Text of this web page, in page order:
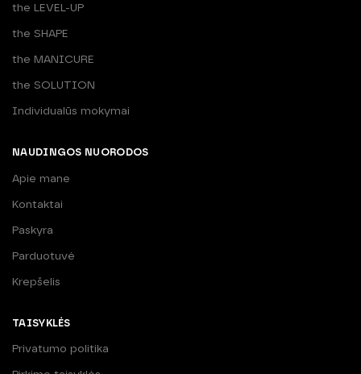
the LEVEL-UP
the SHAPE
the MANICURE
the SOLUTION
Individualūs mokymai
NAUDINGOS NUORODOS
Apie mane
Kontaktai
Paskyra
Parduotuvė
Krepšelis
TAISYKLĖS
Privatumo politika